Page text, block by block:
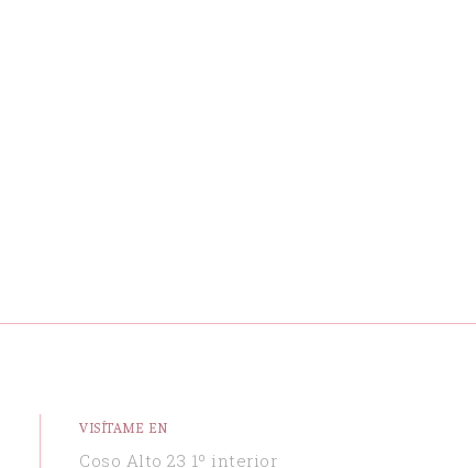
VISÍTAME EN
Coso Alto 23 1º interior